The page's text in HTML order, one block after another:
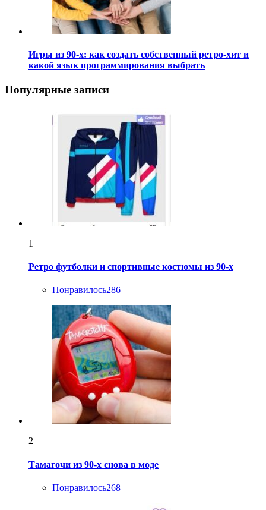
Игры из 90-х: как создать собственный ретро-хит и
какой язык программирования выбрать
Популярные записи
1
Ретро футболки и спортивные костюмы из 90-х
Понравилось286
2
Тамагочи из 90-х снова в моде
Понравилось268